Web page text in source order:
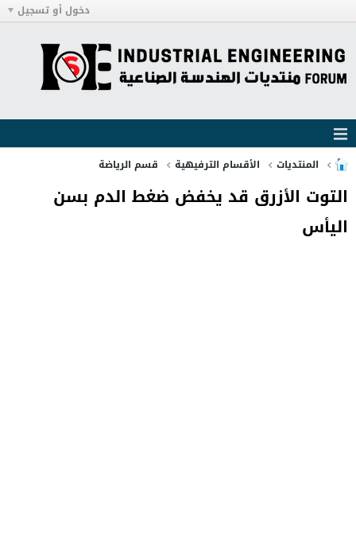
دخول أو تسجيل
المنتديات الأقسام الترفيهية قسم الرياضة
التوت الأزرق قد يخفض ضغط الدم بسن
اليأس